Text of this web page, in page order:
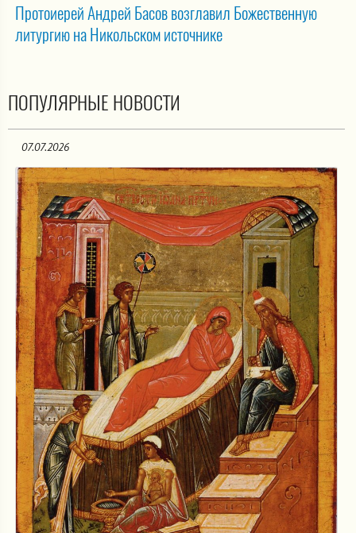
Протоиерей Андрей Басов возглавил Божественную
литургию на Никольском источнике
ПОПУЛЯРНЫЕ НОВОСТИ
07.07.2026